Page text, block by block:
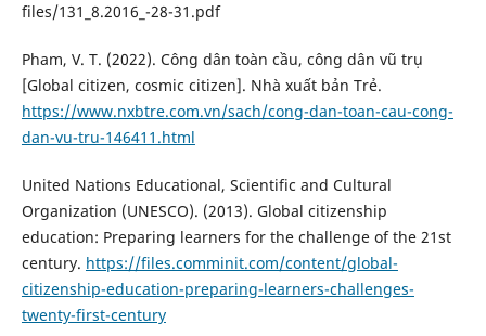
files/131_8.2016_-28-31.pdf
Pham, V. T. (2022). Công dân toàn cầu, công dân vũ trụ
[Global citizen, cosmic citizen]. Nhà xuất bản Trẻ.
https://www.nxbtre.com.vn/sach/cong-dan-toan-cau-cong-
dan-vu-tru-146411.html
United Nations Educational, Scientific and Cultural
Organization (UNESCO). (2013). Global citizenship
education: Preparing learners for the challenge of the 21st
century. https://files.comminit.com/content/global-
citizenship-education-preparing-learners-challenges-
twenty-first-century